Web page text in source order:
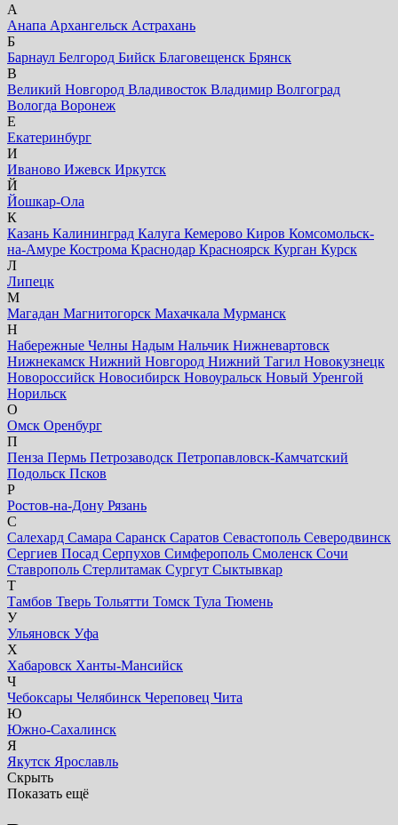
А
Анапа Архангельск Астрахань
Б
Барнаул Белгород Бийск Благовещенск Брянск
В
Великий Новгород Владивосток Владимир Волгоград
Вологда Воронеж
Е
Екатеринбург
И
Иваново Ижевск Иркутск
Й
Йошкар-Ола
К
Казань Калининград Калуга Кемерово Киров Комсомольск-
на-Амуре Кострома Краснодар Красноярск Курган Курск
Л
Липецк
М
Магадан Магнитогорск Махачкала Мурманск
Н
Набережные Челны Надым Нальчик Нижневартовск
Нижнекамск Нижний Новгород Нижний Тагил Новокузнецк
Новороссийск Новосибирск Новоуральск Новый Уренгой
Норильск
О
Омск Оренбург
П
Пенза Пермь Петрозаводск Петропавловск-Камчатский
Подольск Псков
Р
Ростов-на-Дону Рязань
С
Салехард Самара Саранск Саратов Севастополь Северодвинск
Сергиев Посад Серпухов Симферополь Смоленск Сочи
Ставрополь Стерлитамак Сургут Сыктывкар
Т
Тамбов Тверь Тольятти Томск Тула Тюмень
У
Ульяновск Уфа
Х
Хабаровск Ханты-Мансийск
Ч
Чебоксары Челябинск Череповец Чита
Ю
Южно-Сахалинск
Я
Якутск Ярославль
Скрыть
Показать ещё